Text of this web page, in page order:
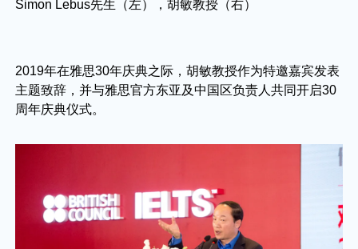
Simon Lebus先生（左），胡敏教授（右）
2019年在雅思30年庆典之际，胡敏教授作为特邀嘉宾发表
主题致辞，并与雅思官方东亚及中国区负责人共同开启30
周年庆典仪式。